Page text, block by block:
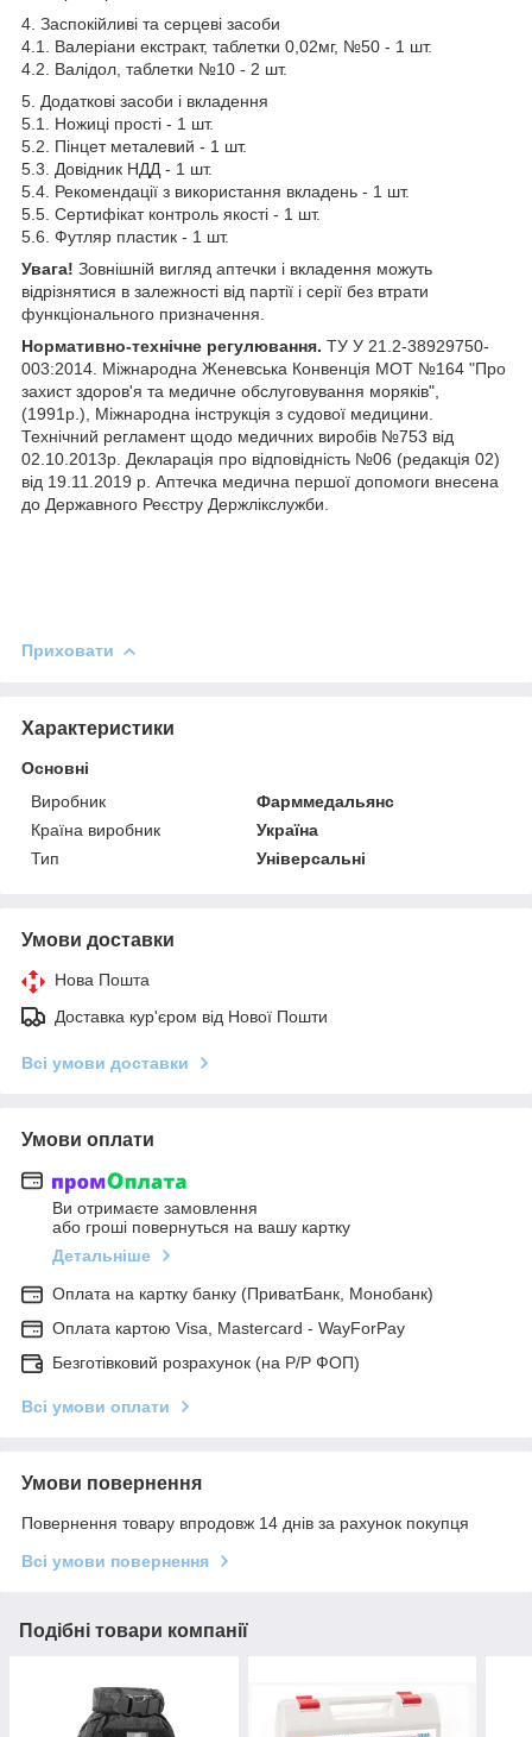
4. Заспокійливі та серцеві засоби
4.1. Валеріани екстракт, таблетки 0,02мг, №50 - 1 шт.
4.2. Валідол, таблетки №10 - 2 шт.
5. Додаткові засоби і вкладення
5.1. Ножиці прості - 1 шт.
5.2. Пінцет металевий - 1 шт.
5.3. Довідник НДД - 1 шт.
5.4. Рекомендації з використання вкладень - 1 шт.
5.5. Сертифікат контроль якості - 1 шт.
5.6. Футляр пластик - 1 шт.
Увага! Зовнішній вигляд аптечки і вкладення можуть
відрізнятися в залежності від партії і серії без втрати
функціонального призначення.
Нормативно-технічне регулювання. ТУ У 21.2-38929750-
003:2014. Міжнародна Женевська Конвенція МОТ №164 "Про
захист здоров'я та медичне обслуговування моряків",
(1991р.), Міжнародна інструкція з судової медицини.
Технічний регламент щодо медичних виробів №753 від
02.10.2013р. Декларація про відповідність №06 (редакція 02)
від 19.11.2019 р. Аптечка медична першої допомоги внесена
до Державного Реєстру Держлікслужби.
Приховати
Характеристики
Основні
Виробник
Фарммедальянс
Країна виробник
Україна
Тип
Універсальні
Умови доставки
Нова Пошта
Доставка кур'єром від Нової Пошти
Всі умови доставки
Умови оплати
Ви отримаєте замовлення
або гроші повернуться на вашу картку
Детальніше
Оплата на картку банку (ПриватБанк, Монобанк)
Оплата картою Visa, Mastercard - WayForPay
Безготівковий розрахунок (на Р/Р ФОП)
Всі умови оплати
Умови повернення
Повернення товару впродовж 14 днів за рахунок покупця
Всі умови повернення
Подібні товари компанії